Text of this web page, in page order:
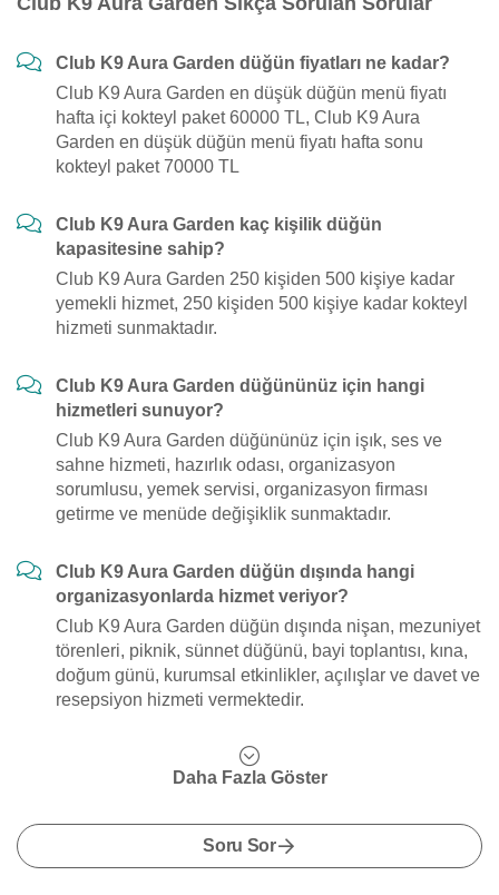
Club K9 Aura Garden düğün fiyatları ne kadar?
Club K9 Aura Garden en düşük düğün menü fiyatı
hafta içi kokteyl paket 60000 TL, Club K9 Aura
Garden en düşük düğün menü fiyatı hafta sonu
kokteyl paket 70000 TL
Club K9 Aura Garden kaç kişilik düğün
kapasitesine sahip?
Club K9 Aura Garden 250 kişiden 500 kişiye kadar
yemekli hizmet, 250 kişiden 500 kişiye kadar kokteyl
hizmeti sunmaktadır.
Club K9 Aura Garden düğününüz için hangi
hizmetleri sunuyor?
Club K9 Aura Garden düğününüz için işık, ses ve
sahne hizmeti, hazırlık odası, organizasyon
sorumlusu, yemek servisi, organizasyon firması
getirme ve menüde değişiklik sunmaktadır.
Club K9 Aura Garden düğün dışında hangi
organizasyonlarda hizmet veriyor?
Club K9 Aura Garden düğün dışında nişan, mezuniyet
törenleri, piknik, sünnet düğünü, bayi toplantısı, kına,
doğum günü, kurumsal etkinlikler, açılışlar ve davet ve
resepsiyon hizmeti vermektedir.
Daha Fazla Göster
Soru Sor